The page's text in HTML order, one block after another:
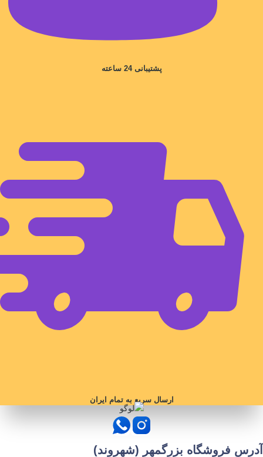
پشتیبانی 24 ساعته
ارسال سریع به تمام ایران
آدرس فروشگاه بزرگمهر (شهروند)